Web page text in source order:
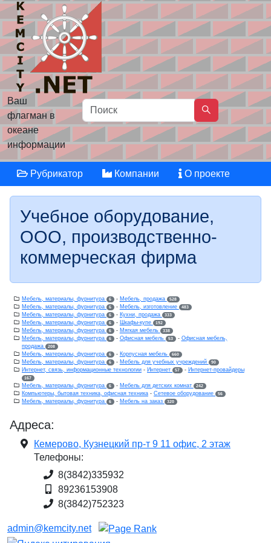
Ваш
флагман в
океане
информации
Рубрикатор Компании О проекте
Учебное оборудование,
ООО, производственно-
коммерческая фирма
Мебель, материалы, фурнитура 6 - Мебель, продажа 528
Мебель, материалы, фурнитура 6 - Мебель, изготовление 483
Мебель, материалы, фурнитура 6 - Кухни, продажа 333
Мебель, материалы, фурнитура 6 - Шкафы-купе 192
Мебель, материалы, фурнитура 6 - Мягкая мебель 338
Мебель, материалы, фурнитура 6 - Офисная мебель 53 - Офисная мебель,
продажа
208
Мебель, материалы, фурнитура 6 - Корпусная мебель 660
Мебель, материалы, фурнитура 6 - Мебель для учебных учреждений 90
Интернет, связь, информационные технологии - Интернет 57 - Интернет-провайдеры
167
Мебель, материалы, фурнитура 6 - Мебель для детских комнат 242
Компьютеры, бытовая техника, офисная техника - Сетевое оборудование 56
Мебель, материалы, фурнитура 6 - Мебель на заказ 320
Адреса:
Кемерово, Кузнецкий пр-т 9 11 офис, 2 этаж
Телефоны:
8(3842)335932
89236153908
8(3842)752323
admin@kemcity.net